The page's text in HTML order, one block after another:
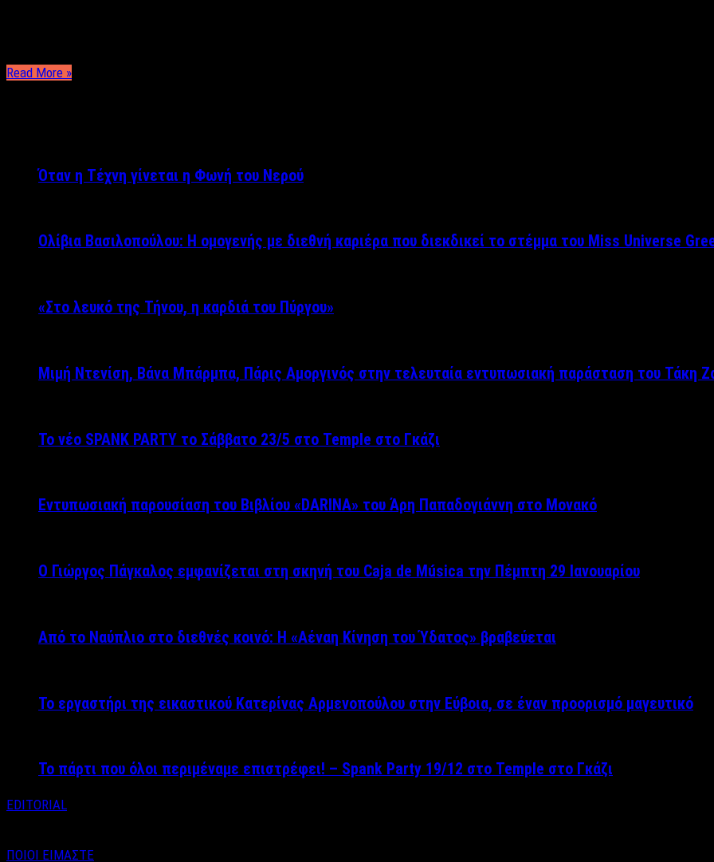
Read More »
Όταν η Τέχνη γίνεται η Φωνή του Νερού
Ολίβια Βασιλοπούλου: Η ομογενής με διεθνή καριέρα που διεκδικεί το στέμμα του Miss Universe
«Στο λευκό της Τήνου, η καρδιά του Πύργου»
Μιμή Ντενίση, Βάνα Μπάρμπα, Πάρις Αμοργινός στην τελευταία εντυπωσιακή παράσταση του Τάκη
Το νέο SPANK PARTY το Σάββατο 23/5 στο Temple στο Γκάζι
Εντυπωσιακή παρουσίαση του Βιβλίου «DARINA» του Άρη Παπαδογιάννη στο Μονακό
Ο Γιώργος Πάγκαλος εμφανίζεται στη σκηνή του Caja de Música την Πέμπτη 29 Ιανουαρίου
Από το Ναύπλιο στο διεθνές κοινό: Η «Αέναη Κίνηση του Ύδατος» βραβεύεται
Το εργαστήρι της εικαστικού Κατερίνας Αρμενοπούλου στην Εύβοια, σε έναν προορισμό μαγευτικό
Το πάρτι που όλοι περιμέναμε επιστρέφει! – Spank Party 19/12 στο Temple στο Γκάζι
EDITORIAL
ΠΟΙΟΙ ΕΙΜΑΣΤΕ